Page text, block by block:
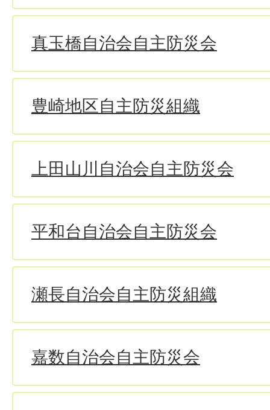
真玉橋自治会自主防災会
豊崎地区自主防災組織
上田山川自治会自主防災会
平和台自治会自主防災会
瀬長自治会自主防災組織
嘉数自治会自主防災会